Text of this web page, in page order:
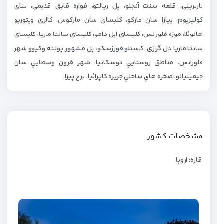
باربرینی، قلعه سنت آنجلو، پل ريالتو، فواره قایق قدیمی، بنای
کولیزیوم، پيازا سان ماركو، کلیسای سان مارکوس، گالری ویتوریو
امانوئلا، موزه فلورانس، کلیسای ایل دامو، کلیسای سانتا ماریا، کلیسای
سانتا ماریا دل گرازی، کاستلو فورزسکو، پل مشهور پونته وكيوو شهر
فلورانس، مناطق روستايي توسكانيا، شهر قرون وسطايي سان
جيمينيانو، صخره هاي ساحلي جزيره كاپرائيا، برج پیزا.
مشخصات کشور
قاره: اروپا